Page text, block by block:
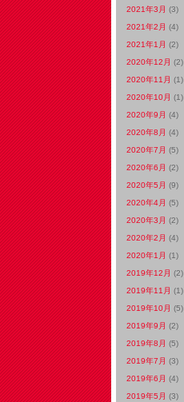
2021年3月 (3)
2021年2月 (4)
2021年1月 (2)
2020年12月 (2)
2020年11月 (1)
2020年10月 (1)
2020年9月 (4)
2020年8月 (4)
2020年7月 (5)
2020年6月 (2)
2020年5月 (9)
2020年4月 (5)
2020年3月 (2)
2020年2月 (4)
2020年1月 (1)
2019年12月 (2)
2019年11月 (1)
2019年10月 (5)
2019年9月 (2)
2019年8月 (5)
2019年7月 (3)
2019年6月 (4)
2019年5月 (3)